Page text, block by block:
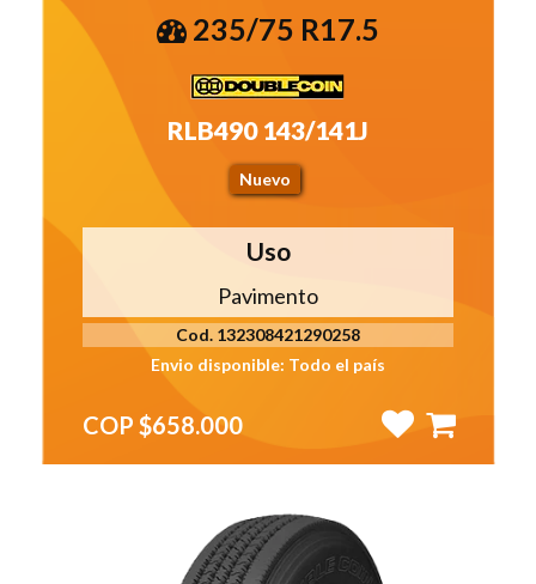
235/75 R17.5
RLB490 143/141J
Nuevo
Uso
Pavimento
Cod. 132308421290258
Envio disponible: Todo el país
COP $658.000